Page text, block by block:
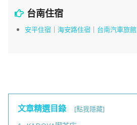
台南住宿
安平住宿｜ 海安路住宿｜ 台南汽車旅館
文章精選目錄 [點我隱藏]